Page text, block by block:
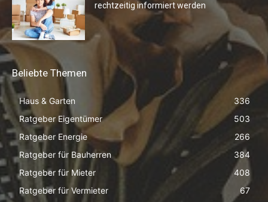
rechtzeitig informiert werden
Beliebte Themen
Haus & Garten
336
Ratgeber Eigentümer
503
Ratgeber Energie
266
Ratgeber für Bauherren
384
Ratgeber für Mieter
408
Ratgeber für Vermieter
67